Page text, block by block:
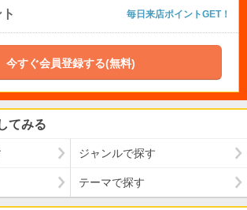
毎日来店ポイントGET！
今すぐ会員登録する(無料)
てみる
ジャンルで探す
テーマで探す